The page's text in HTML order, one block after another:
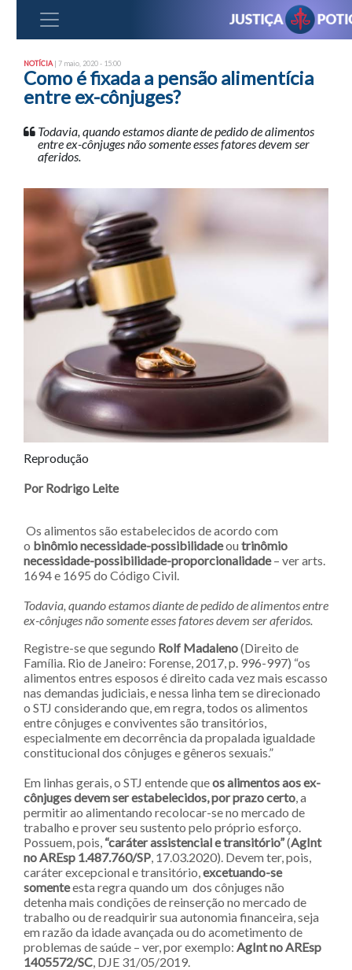
NOTÍCIA | 7 maio, 2020 - 15:00
Como é fixada a pensão alimentícia
entre ex-cônjuges?
Todavia, quando estamos diante de pedido de alimentos
entre ex-cônjuges não somente esses fatores devem ser
aferidos.
Reprodução
Por Rodrigo Leite
Os alimentos são estabelecidos de acordo com
o binômio necessidade-possibilidadeou trinômio
necessidade-possibilidade-proporcionalidade– ver arts.
1694 e 1695 do Código Civil.
Todavia, quando estamos diante de pedido de alimentos entre
ex-cônjuges não somente esses fatores devem ser aferidos.
Registre-se que segundo Rolf Madaleno(Direito de
Família. Rio de Janeiro: Forense, 2017, p. 996-997) “os
alimentos entres esposos é direito cada vez mais escasso
nas demandas judiciais, e nessa linha tem se direcionado
o STJ considerando que, em regra, todos os alimentos
entre cônjuges e conviventes são transitórios,
especialmente em decorrência da propalada igualdade
constitucional dos cônjuges e gêneros sexuais.”
Em linhas gerais, o STJ entende queos alimentos aos ex-
cônjuges devem ser estabelecidos, por prazo certo , a
permitir ao alimentando recolocar-se no mercado de
trabalho e prover seu sustento pelo próprio esforço.
Possuem, pois, “caráter assistencial e transitório”(AgInt
no AREsp 1.487.760/SP , 17.03.2020). Devem ter, pois,
caráter excepcional e transitório, excetuando-se
somenteesta regra quando um dos cônjuges não
detenha mais condições de reinserção no mercado de
trabalho ou de readquirir sua autonomia financeira, seja
em razão da idade avançada ou do acometimento de
problemas de saúde – ver, por exemplo: AgInt no AREsp
1405572/SC , DJE 31/05/2019.